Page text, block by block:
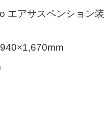
アサスペンション装